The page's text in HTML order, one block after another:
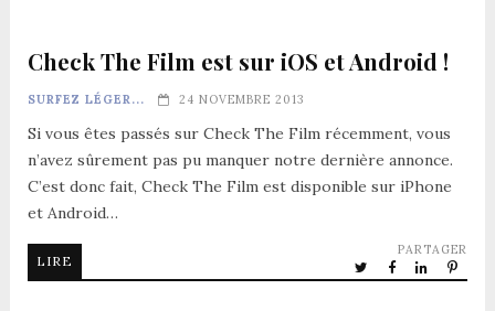
Check The Film est sur iOS et Android !
SURFEZ LÉGER... 24 NOVEMBRE 2013
Si vous êtes passés sur Check The Film récemment, vous
n’avez sûrement pas pu manquer notre dernière annonce.
C’est donc fait, Check The Film est disponible sur iPhone
et Android…
LIRE
PARTAGER